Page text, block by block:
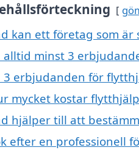
kan ett företag som
alltid minst 3
3 erbjudanden för
mycket kostar
hjälper till att
efter en professionell